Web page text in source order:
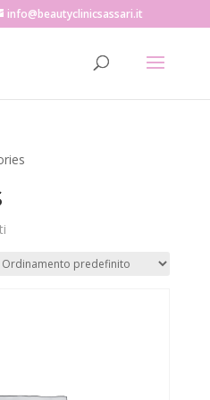
info@beautyclinicsassari.it